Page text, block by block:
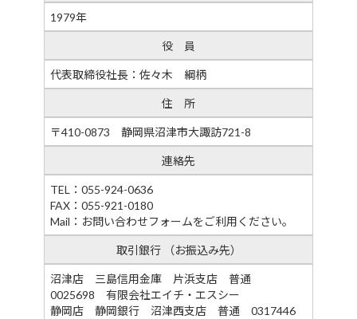
1979年
役 員
代表取締役社長：佐々木 綱柄
住 所
〒410-0873 静岡県沼津市大諏訪721-8
連絡先
TEL：055-924-0636
FAX：055-921-0180
Mail：お問い合わせフォームをご利用ください。
取引銀行 （お振込み先）
沼津店 三島信用金庫 片浜支店 普通
0025698 有限会社エイチ・エスシー
静岡店 静岡銀行 沼津西支店 普通 0317446